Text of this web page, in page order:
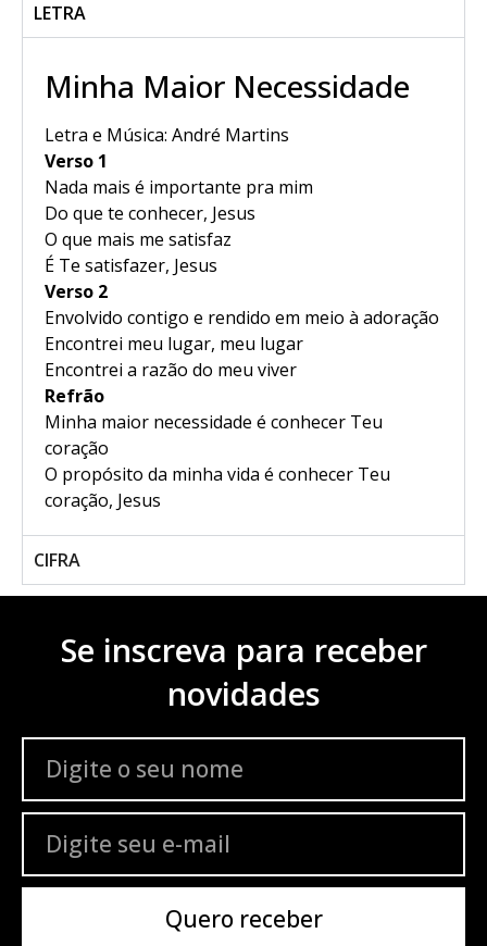
LETRA
Minha Maior Necessidade
Letra e Música: André Martins
Verso 1
Nada mais é importante pra mim
Do que te conhecer, Jesus
O que mais me satisfaz
É Te satisfazer, Jesus
Verso 2
Envolvido contigo e rendido em meio à adoração
Encontrei meu lugar, meu lugar
Encontrei a razão do meu viver
Refrão
Minha maior necessidade é conhecer Teu
coração
O propósito da minha vida é conhecer Teu
coração, Jesus
CIFRA
Se inscreva para receber
novidades
Quero receber